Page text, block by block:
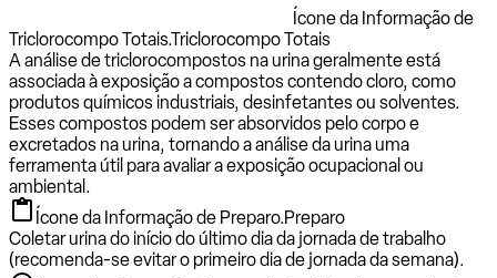
Ícone da Informação de
Triclorocompo Totais.Triclorocompo Totais
A análise de triclorocompostos na urina geralmente está
associada à exposição a compostos contendo cloro, como
produtos químicos industriais, desinfetantes ou solventes.
Esses compostos podem ser absorvidos pelo corpo e
excretados na urina, tornando a análise da urina uma
ferramenta útil para avaliar a exposição ocupacional ou
ambiental.
Ícone da Informação de Preparo.Preparo
Coletar urina do início do último dia da jornada de trabalho
(recomenda-se evitar o primeiro dia de jornada da semana).